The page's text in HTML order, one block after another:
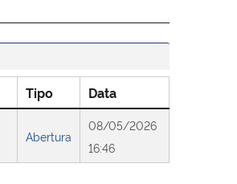
Tipo
Data
Abertura
08/05/2026
16:46